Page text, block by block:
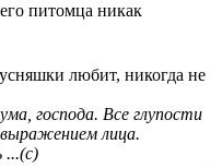
питомца никак
любит, никогда не
господа. Все глупости
лица.
...(с)